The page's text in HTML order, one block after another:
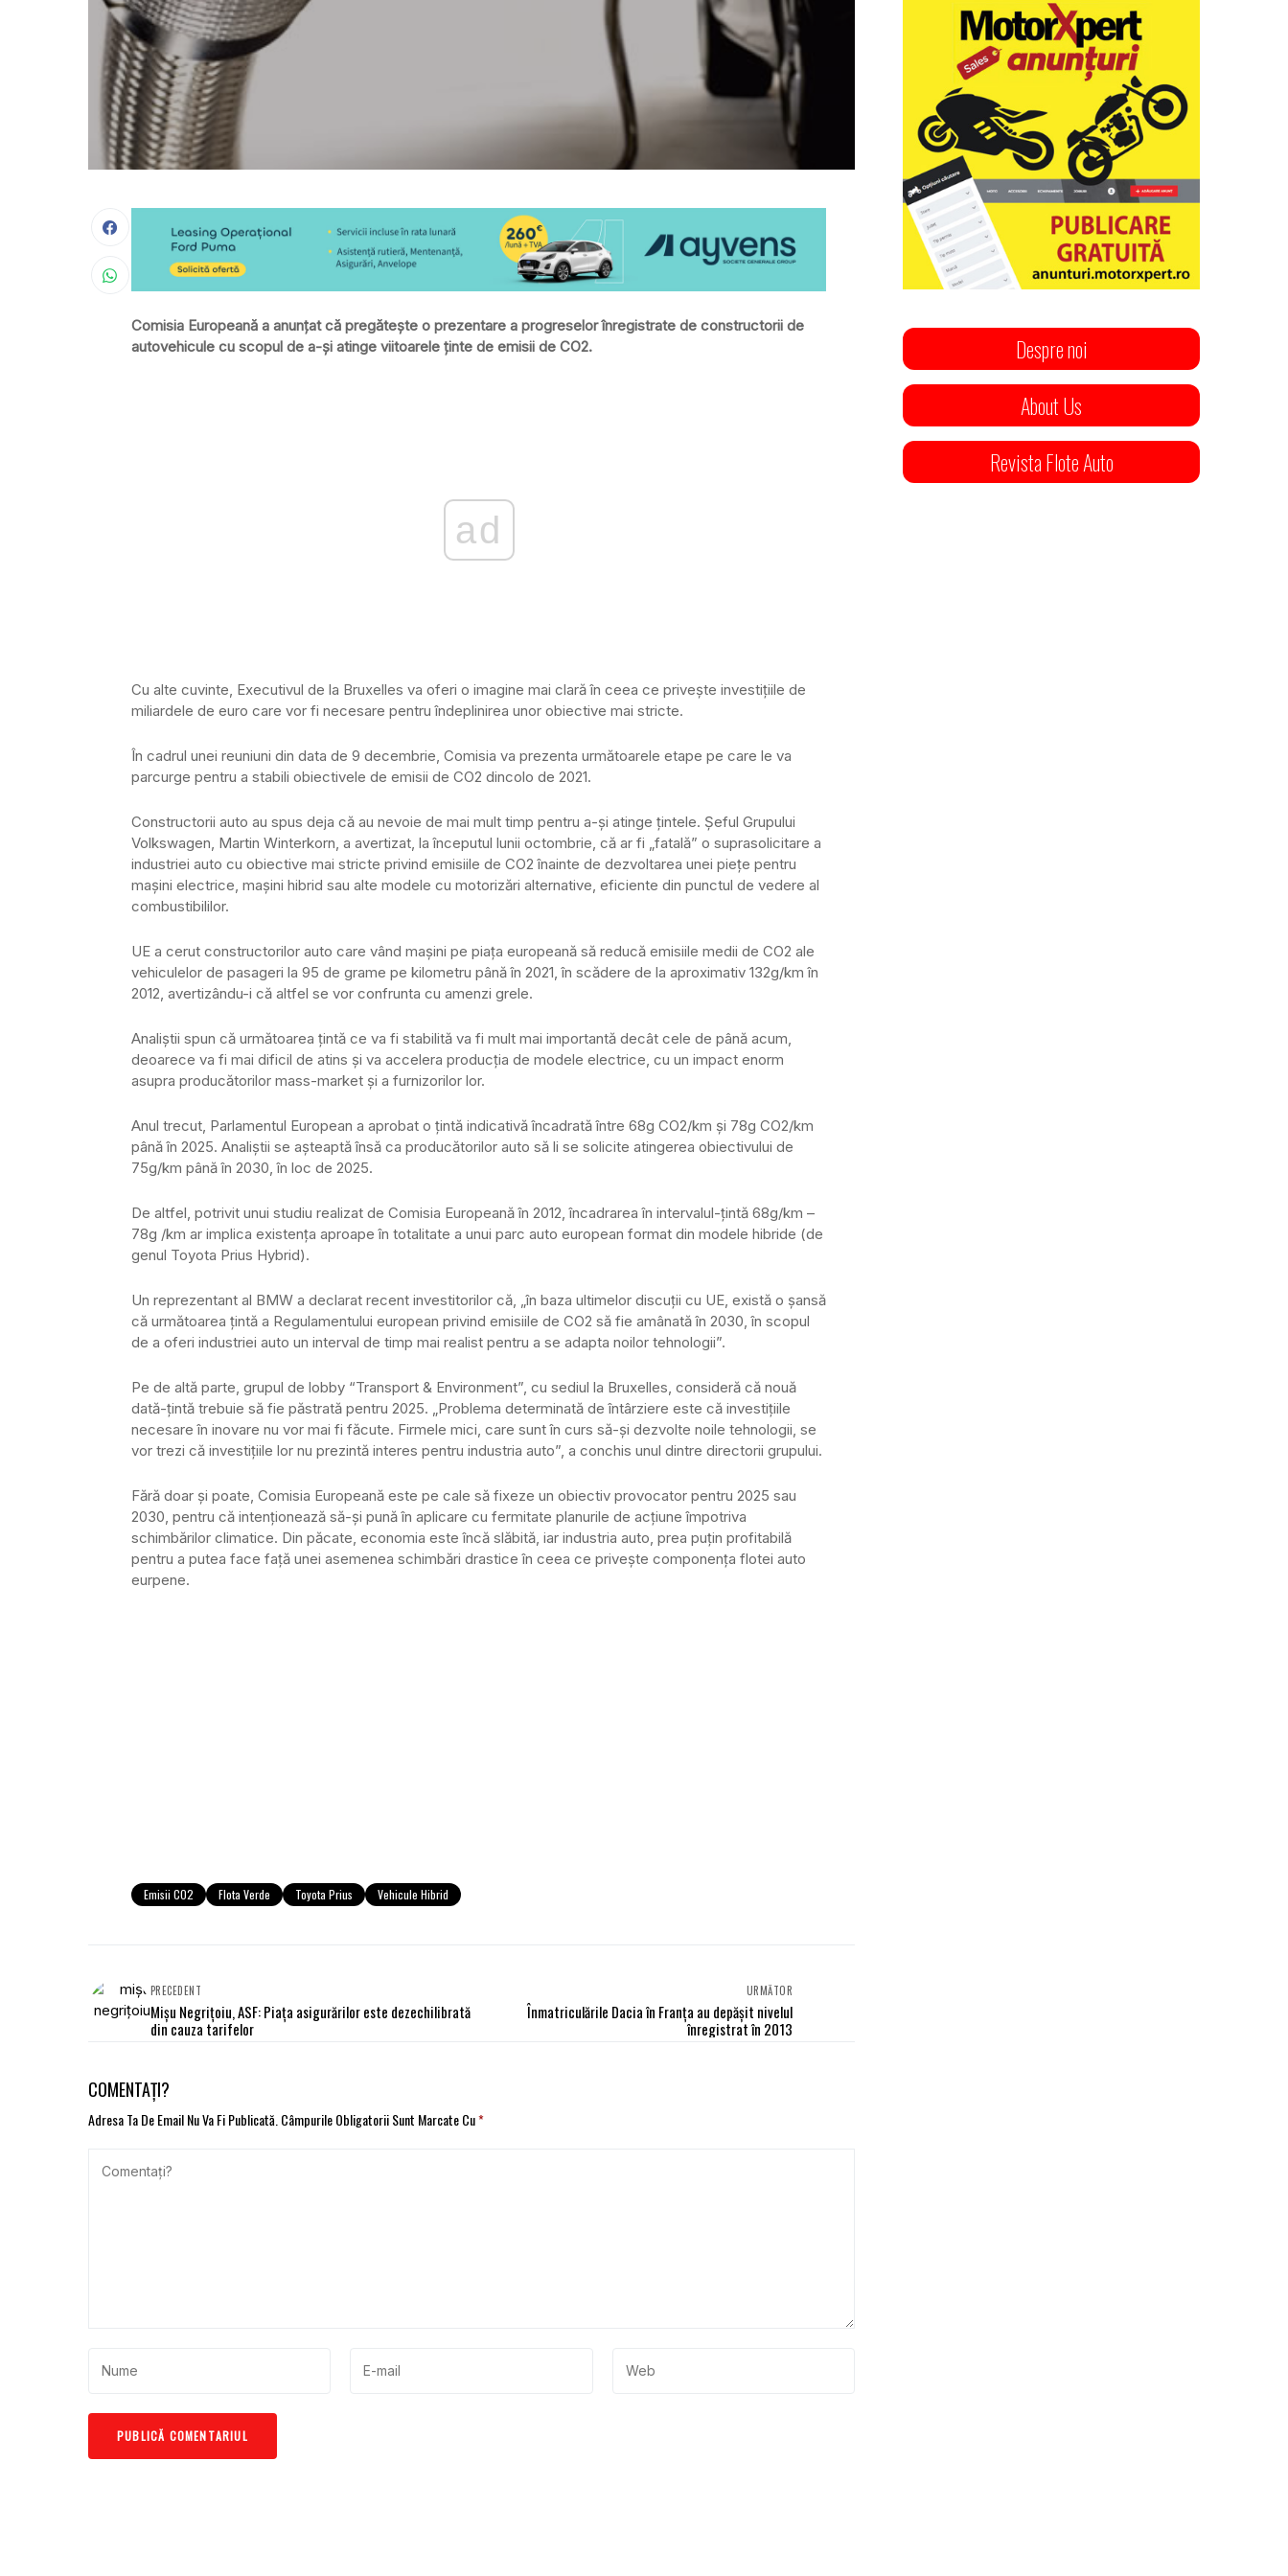
Comisia Europeană a anunţat că pregăteşte o prezentare a progreselor înregistrate de constructorii de
autovehicule cu scopul de a-şi atinge viitoarele ţinte de emisii de CO2.
ad
Cu alte cuvinte, Executivul de la Bruxelles va oferi o imagine mai clară în ceea ce priveşte investiţiile de
miliardele de euro care vor fi necesare pentru îndeplinirea unor obiective mai stricte.
În cadrul unei reuniuni din data de 9 decembrie, Comisia va prezenta următoarele etape pe care le va
parcurge pentru a stabili obiectivele de emisii de CO2 dincolo de 2021.
Constructorii auto au spus deja că au nevoie de mai mult timp pentru a-şi atinge ţintele. Şeful Grupului
Volkswagen, Martin Winterkorn, a avertizat, la începutul lunii octombrie, că ar fi „fatală” o suprasolicitare a
industriei auto cu obiective mai stricte privind emisiile de CO2 înainte de dezvoltarea unei pieţe pentru
maşini electrice, maşini hibrid sau alte modele cu motorizări alternative, eficiente din punctul de vedere al
combustibililor.
UE a cerut constructorilor auto care vând maşini pe piaţa europeană să reducă emisiile medii de CO2 ale
vehiculelor de pasageri la 95 de grame pe kilometru până în 2021, în scădere de la aproximativ 132g/km în
2012, avertizându-i că altfel se vor confrunta cu amenzi grele.
Analiştii spun că următoarea ţintă ce va fi stabilită va fi mult mai importantă decât cele de până acum,
deoarece va fi mai dificil de atins şi va accelera producţia de modele electrice, cu un impact enorm
asupra producătorilor mass-market şi a furnizorilor lor.
Anul trecut, Parlamentul European a aprobat o ţintă indicativă încadrată între 68g CO2/km şi 78g CO2/km
până în 2025. Analiştii se aşteaptă însă ca producătorilor auto să li se solicite atingerea obiectivului de
75g/km până în 2030, în loc de 2025.
De altfel, potrivit unui studiu realizat de Comisia Europeană în 2012, încadrarea în intervalul-ţintă 68g/km –
78g /km ar implica existenţa aproape în totalitate a unui parc auto european format din modele hibride (de
genul Toyota Prius Hybrid).
Un reprezentant al BMW a declarat recent investitorilor că, „în baza ultimelor discuţii cu UE, există o şansă
că următoarea ţintă a Regulamentului european privind emisiile de CO2 să fie amânată în 2030, în scopul
de a oferi industriei auto un interval de timp mai realist pentru a se adapta noilor tehnologii”.
Pe de altă parte, grupul de lobby “Transport & Environment”, cu sediul la Bruxelles, consideră că nouă
dată-ţintă trebuie să fie păstrată pentru 2025. „Problema determinată de întârziere este că investiţiile
necesare în inovare nu vor mai fi făcute. Firmele mici, care sunt în curs să-şi dezvolte noile tehnologii, se
vor trezi că investiţiile lor nu prezintă interes pentru industria auto”, a conchis unul dintre directorii grupului.
Fără doar şi poate, Comisia Europeană este pe cale să fixeze un obiectiv provocator pentru 2025 sau
2030, pentru că intenţionează să-şi pună în aplicare cu fermitate planurile de acţiune împotriva
schimbărilor climatice. Din păcate, economia este încă slăbită, iar industria auto, prea puţin profitabilă
pentru a putea face faţă unei asemenea schimbări drastice în ceea ce priveşte componenţa flotei auto
eurpene.
Emisii CO2 Flota Verde Toyota Prius Vehicule Hibrid
PRECEDENT
Mişu Negriţoiu, ASF: Piaţa asigurărilor este dezechilibrată
din cauza tarifelor
URMĂTOR
Înmatriculările Dacia în Franţa au depăşit nivelul
înregistrat în 2013
COMENTAȚI?
Adresa Ta De Email Nu Va Fi Publicată. Câmpurile Obligatorii Sunt Marcate Cu*
Despre noi
About Us
Revista Flote Auto